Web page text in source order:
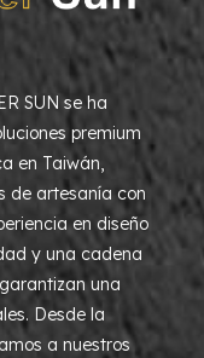
SUN se ha
premium
en Taiwán,
de artesanía con
en diseño
y una cadena
una
Desde la
a nuestros